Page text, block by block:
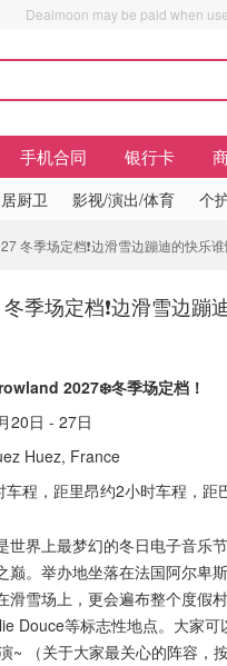
Dealmoon may be paid when
手机合同 银行卡
厨卫 影视/演出/体育 个
冬季场定档❗️边滑雪边蹦迪的快乐
季场定档❗️边滑雪边蹦
2027❄️冬季场定档！
20日 - 27日
Huez, France
程，距里昂约2小时车程，距
世界上最梦幻的冬日电子音乐
巅。举办地坐落在法国阿尔卑
滑雪场上，更会遍布整个度假
Douce等标志性地点。大家可
~ （关于大家最关心的阵容，